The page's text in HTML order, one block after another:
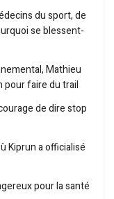
du sport, de
se blessent-
Mathieu
pour faire du trail
de dire stop
Kiprun a officialisé
pour la santé